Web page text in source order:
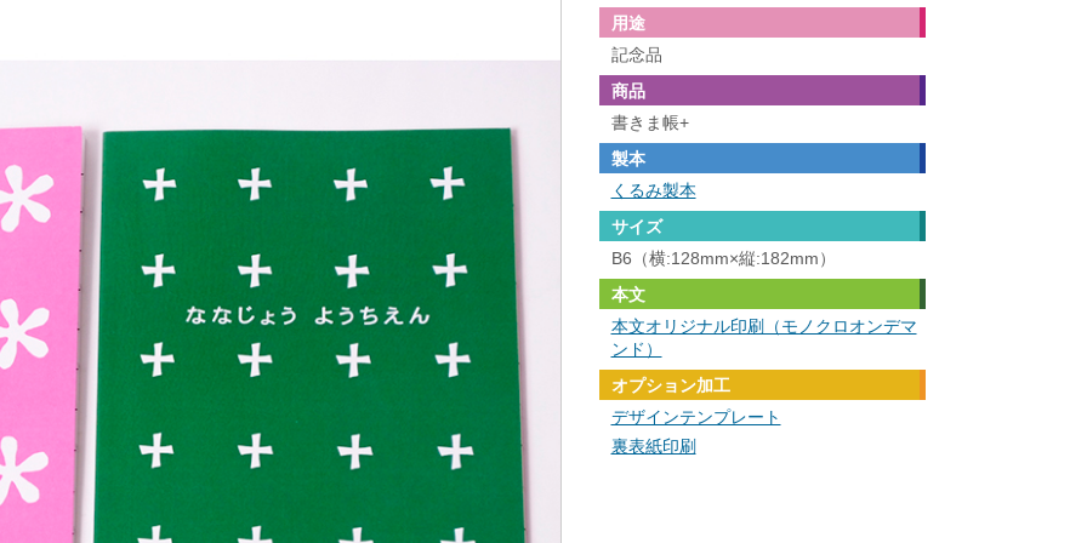
用途
記念品
商品
書きま帳+
製本
くるみ製本
サイズ
B6（横:128mm×縦:182mm）
本文
本文オリジナル印刷（モノクロオンデマ
ンド）
オプション加工
デザインテンプレート
裏表紙印刷